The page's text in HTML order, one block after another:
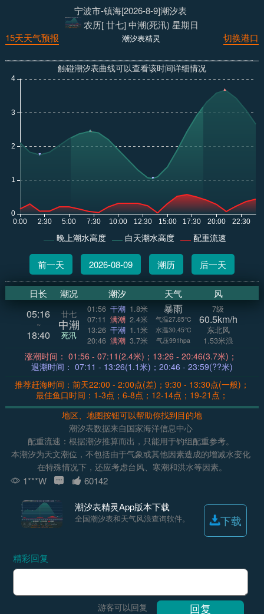
宁波市-镇海[2026-8-9]潮汐表
农历[ 廿七] 中潮(死汛) 星期日
切换港口
潮汐表精灵
15天天气预报
触碰潮汐表曲线可以查看该时间详细情况
晚上潮水高度 白天潮水高度 配重流速
前一天 2026-08-09 潮历 后一天
日长 潮况 潮汐 天气 风
05:16
~
18:40
廿七
中潮
死汛
01:56 干潮 1.8米
07:11 满潮 2.4米
13:26 干潮 1.1米
20:46 满潮 3.7米
暴雨
气温27.85°C
水温30.45°C
气压991hpa
7级
60.5km/h
东北风
1.53米浪
涨潮时间： 01:56 - 07:11(2.4米)；13:26 - 20:46(3.7米)；
退潮时间： 07:11 - 13:26(1.1米)；20:46 - 23:59(??米)
推荐赶海时间：前天22:00 - 2:00点(差)；9:30 - 13:30点(一般)；
最佳鱼口时间：1-3点；6-8点；12-14点；19-21点；
地区、地图按钮可以帮助你找到目的地
潮汐表数据来自国家海洋信息中心
配重流速：根据潮汐推算而出，只能用于钓组配重参考。
本潮汐为天文潮位，不包括由于气象或其他因素造成的增减水变化
在特殊情况下，还应考虑台风、寒潮和洪水等因素。
1***W 60142
潮汐表精灵App版本下载
全国潮汐表和天气风浪查询软件。 下载
精彩回复
游客可以回复